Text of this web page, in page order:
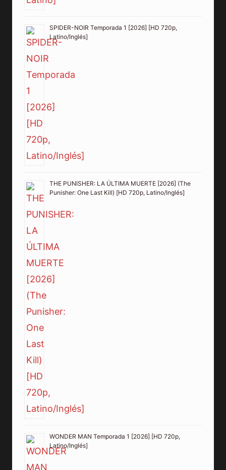
SPIDER-NOIR Temporada 1 [2026] [HD 720p,
Latino/Inglés]
THE PUNISHER: LA ÚLTIMA MUERTE [2026] (The
Punisher: One Last Kill) [HD 720p, Latino/Inglés]
WONDER MAN Temporada 1 [2026] [HD 720p,
Latino/Inglés]